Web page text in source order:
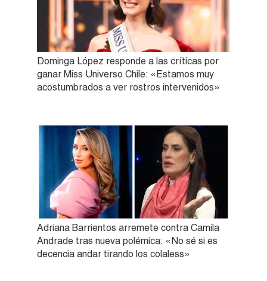
Dominga López responde a las críticas por
ganar Miss Universo Chile: «Estamos muy
acostumbrados a ver rostros intervenidos»
Adriana Barrientos arremete contra Camila
Andrade tras nueva polémica: «No sé si es
decencia andar tirando los colaless»